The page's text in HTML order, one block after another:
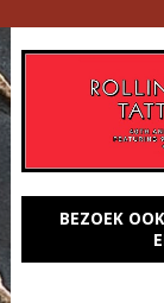
BEZOEK